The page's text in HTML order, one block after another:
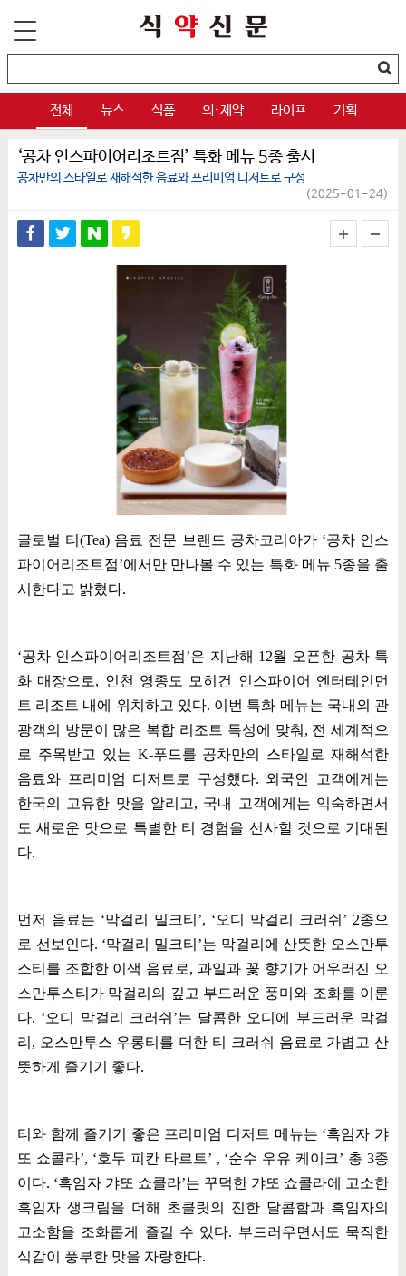
전체 뉴스 식품 의·제약 라이프 기획
‘공차 인스파이어리조트점’ 특화 메뉴 5종 출시
공차만의 스타일로 재해석한 음료와 프리미엄 디저트로 구성
(2025-01-24)
글로벌 티(Tea) 음료 전문 브랜드 공차코리아가 ‘공차 인스
파이어리조트점’에서만 만나볼 수 있는 특화 메뉴 5종을 출
시한다고 밝혔다.
‘공차 인스파이어리조트점’은 지난해 12월 오픈한 공차 특
화 매장으로, 인천 영종도 모히건 인스파이어 엔터테인먼
트 리조트 내에 위치하고 있다. 이번 특화 메뉴는 국내외 관
광객의 방문이 많은 복합 리조트 특성에 맞춰 , 전 세계적으
로 주목받고 있는 K-푸드를 공차만의 스타일로 재해석한
음료와 프리미엄 디저트로 구성했다. 외국인 고객에게는
한국의 고유한 맛을 알리고, 국내 고객에게는 익숙하면서
도 새로운 맛으로 특별한 티 경험을 선사할 것으로 기대된
다.
먼저 음료는 ‘막걸리 밀크티 ’, ‘오디 막걸리 크러쉬 ’ 2종으
로 선보인다. ‘막걸리 밀크티 ’는 막걸리에 산뜻한 오스만투
스티를 조합한 이색 음료로, 과일과 꽃 향기가 어우러진 오
스만투스티가 막걸리의 깊고 부드러운 풍미와 조화를 이룬
다. ‘오디 막걸리 크러쉬 ’는 달콤한 오디에 부드러운 막걸
리 , 오스만투스 우롱티를 더한 티 크러쉬 음료로 가볍고 산
뜻하게 즐기기 좋다.
티와 함께 즐기기 좋은 프리미엄 디저트 메뉴는 ‘흑임자 갸
또 쇼콜라’, ‘호두 피칸 타르트’ , ‘순수 우유 케이크’ 총3종
이다. ‘흑임자 갸또 쇼콜라’는 꾸덕한 갸또 쇼콜라에 고소한
흑임자 생크림을 더해 초콜릿의 진한 달콤함과 흑임자의
고소함을 조화롭게 즐길 수 있다. 부드러우면서도 묵직한
식감이 풍부한 맛을 자랑한다.